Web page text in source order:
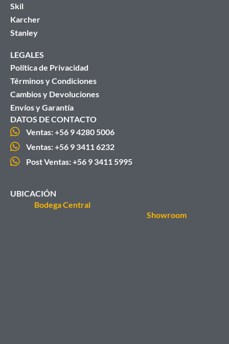
Skil
Karcher
Stanley
LEGALES
Política de Privacidad
Términos y Condiciones
Cambios y Devoluciones
Envíos y Garantía
DATOS DE CONTACTO
Ventas: +56 9 4280 5006
Ventas: +56 9 3411 6232
Post Ventas: +56 9 3411 5995
UBICACIÓN
Bodega Central
Showroom